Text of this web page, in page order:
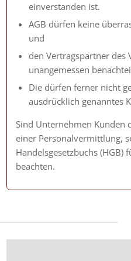
einverstanden ist.
AGB dürfen keine
und
den Vertragspartner des
unangemessen
Die dürfen ferner nicht
ausdrücklich genanntes
Sind Unternehmen Kunden
einer Personalvermittlung,
Handelsgesetzbuchs (HGB)
beachten.